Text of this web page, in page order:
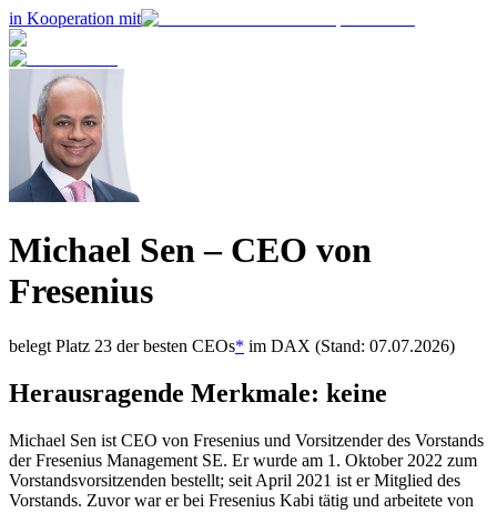
in Kooperation mit
Michael Sen– CEO von
Fresenius
belegt Platz 23 der besten CEOs* im DAX (Stand: 07.07.2026)
Herausragende Merkmale: keine
Michael Sen ist CEO von Fresenius und Vorsitzender des Vorstands
der Fresenius Management SE. Er wurde am 1. Oktober 2022 zum
Vorstandsvorsitzenden bestellt; seit April 2021 ist er Mitglied des
Vorstands. Zuvor war er bei Fresenius Kabi tätig und arbeitete von